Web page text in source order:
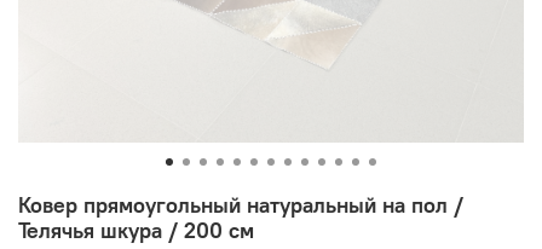
Ковер прямоугольный натуральный на пол /
Телячья шкура / 200 см